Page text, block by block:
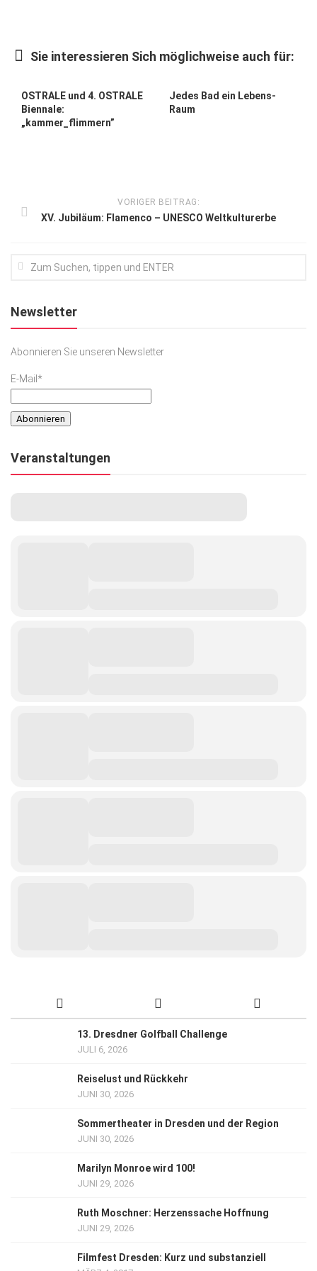
Lifestyle
Podcast
Top Branchen
Sie interessieren Sich möglichweise auch für:
OSTRALE und 4. OSTRALE
Biennale:
„kammer_flimmern”
Jedes Bad ein Lebens-
Raum
VORIGER BEITRAG:
XV. Jubiläum: Flamenco – UNESCO Weltkulturerbe
Newsletter
Abonnieren Sie unseren Newsletter
E-Mail*
Veranstaltungen
13. Dresdner Golfball Challenge
JULI 6, 2026
Reiselust und Rückkehr
JUNI 30, 2026
Sommertheater in Dresden und der Region
JUNI 30, 2026
Marilyn Monroe wird 100!
JUNI 29, 2026
Ruth Moschner: Herzenssache Hoffnung
JUNI 29, 2026
Filmfest Dresden: Kurz und substanziell